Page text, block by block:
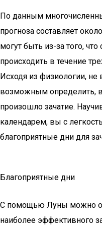
По данным
прогноза составляет
могут быть из-за того,
происходить в течение
Исходя из физиологии, не
возможным определить,
произошло зачатие.
календарем, вы с
благоприятные дни для
Благоприятные дни
С помощью Луны можно
наиболее эффективного